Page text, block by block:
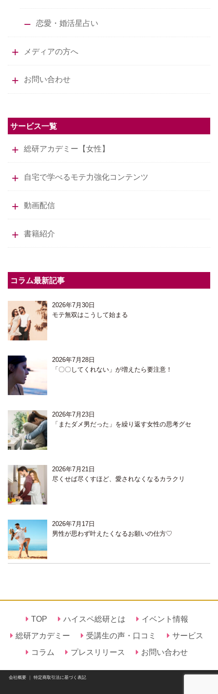
恋愛・婚活星占い
メディアの方へ
お問い合わせ
サービス一覧
総研アカデミー【女性】
自宅で学べるモテ力強化コンテンツ
動画配信
書籍紹介
コラム最新記事
2026年7月30日
モテ無双はこうして始まる
2026年7月28日
「〇〇してくれない」が増えたら要注意！
2026年7月23日
「またダメ男だった」を繰り返す女性の思考グセ
2026年7月21日
尽くせば尽くすほど、愛されなくなるカラクリ
2026年7月17日
男性が思わず叶えたくなるお願いの仕方♡
TOP ハイスペ総研とは
イベント情報
総研アカデミー
受講生の声・口コミ
サービス
コラム
プレスリリース お問い合わせ
会社概要｜ 特定商取引法に基づく表記